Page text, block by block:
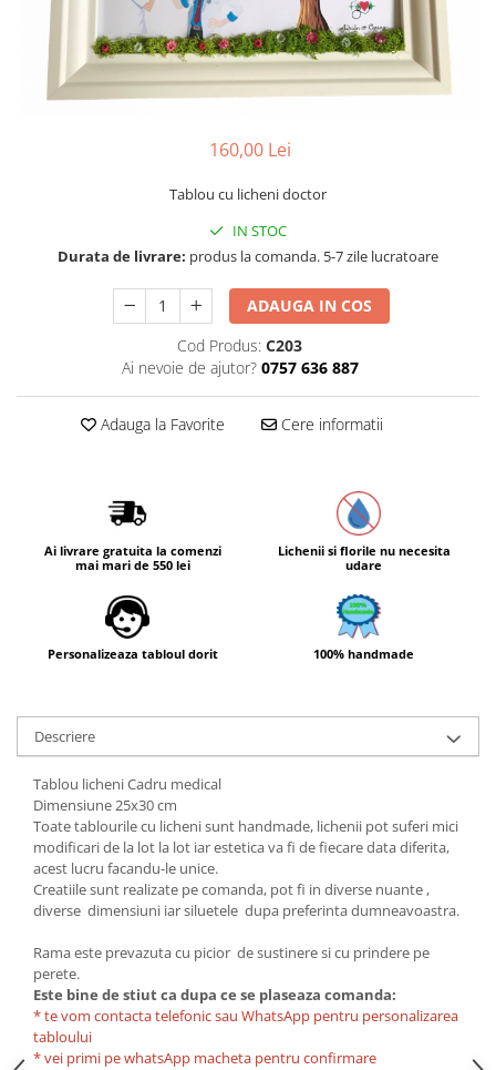
Tablou licheni pentru Barbati
Tablouri 40/30
Tablouri cu licheni pe canvas
Tablouri cu licheni pentru Nasi si
160,00 Lei
Tablou cu licheni doctor
IN STOC
Durata de livrare: produs la comanda. 5-7 zile lucratoare
ADAUGA IN COS
Cod Produs: C203
Ai nevoie de ajutor? 0757 636 887
Adauga la Favorite Cere informatii
Ai livrare gratuita la comenzi
mai mari de 550 lei
Lichenii si florile nu necesita
udare
Personalizeaza tabloul dorit 100% handmade
Descriere
Tablou licheni Cadru medical
Dimensiune 25x30 cm
Toate tablourile cu licheni sunt handmade, lichenii pot suferi mici
modificari de la lot la lot iar estetica va fi de fiecare data diferita,
acest lucru facandu-le unice.
Creatiile sunt realizate pe comanda, pot fi in diverse nuante ,
diverse dimensiuni iar siluetele dupa preferinta dumneavoastra.
Rama este prevazuta cu picior de sustinere si cu prindere pe
perete.
Este bine de stiut ca dupa ce se plaseaza comanda:
* te vom contacta telefonic sau WhatsApp pentru personalizarea
tabloului
* vei primi pe whatsApp macheta pentru confirmare